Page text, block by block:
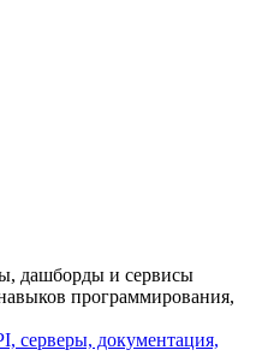
дашборды и сервисы
программирования,
серверы, документация,